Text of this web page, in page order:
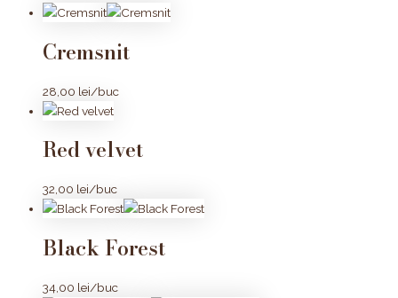
Cremsnit
28,00 lei/buc
Red velvet
32,00 lei/buc
Black Forest
34,00 lei/buc